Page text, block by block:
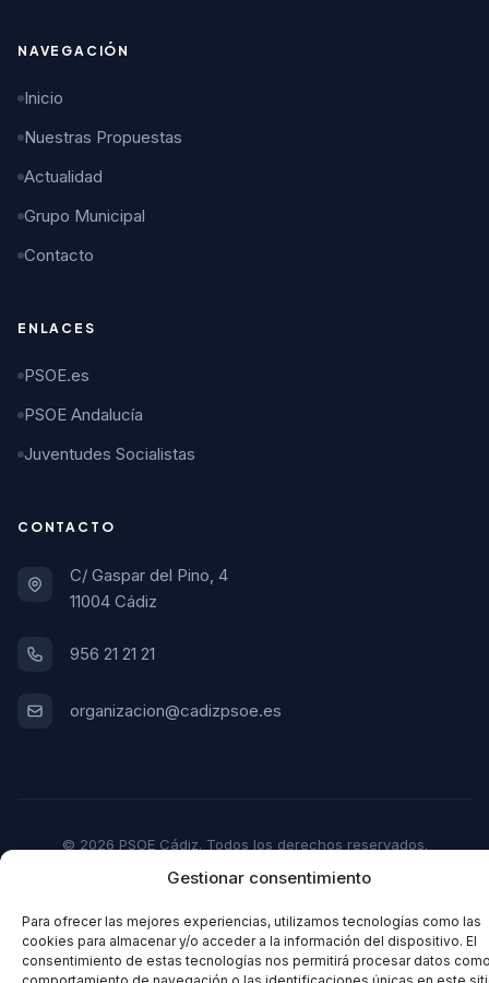
Gestionar consentimiento
Para ofrecer las mejores experiencias, utilizamos tecnologías como las
cookies para almacenar y/o acceder a la información del dispositivo. El
consentimiento de estas tecnologías nos permitirá procesar datos
NAVEGACIÓN
Inicio
Nuestras Propuestas
Actualidad
Grupo Municipal
Contacto
ENLACES
PSOE.es
PSOE Andalucía
Juventudes Socialistas
CONTACTO
C/ Gaspar del Pino, 4
11004 Cádiz
956 21 21 21
organizacion@cadizpsoe.es
© 2026 PSOE Cádiz. Todos los derechos reservados.
Política de Privacidad Política de Cookies